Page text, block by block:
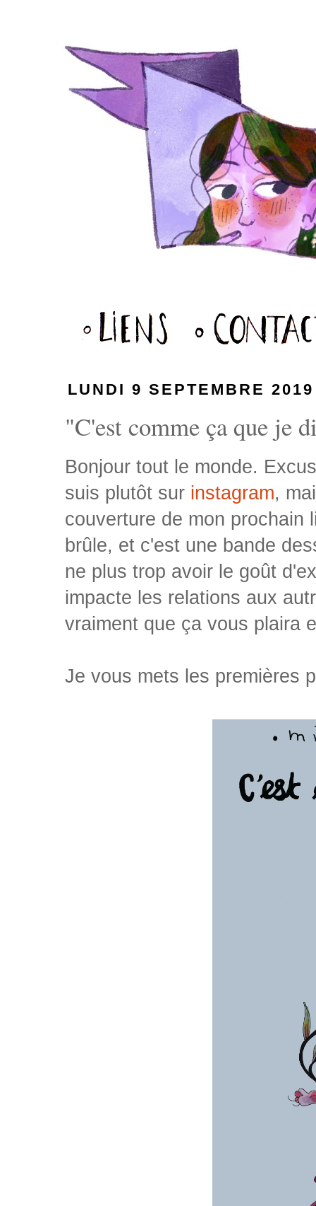
LUNDI 9 SEPTEMBRE 2019
"C'est comme ça que je
Bonjour tout le monde.
suis plutôt sur instagram,
couverture de mon prochain
brûle, et c'est une bande
ne plus trop avoir le goût
impacte les relations aux
vraiment que ça vous plaira
Je vous mets les premières